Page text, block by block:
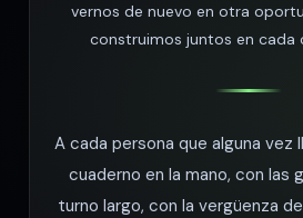
vernos de nuevo en otra
construimos juntos en cada
A cada persona que alguna vez
cuaderno en la mano, con las
turno largo, con la vergüenza